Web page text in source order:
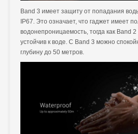
Band 3 имеет защиту от попадания
IP67. Это означает, что гаджет имеет
водонепроницаемость, тогда как Band
устойчив к воде. С Band 3 можно
глубину до 50 метров.